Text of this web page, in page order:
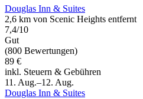
Douglas Inn & Suites
2,6 km von Scenic Heights entfernt
7,4/10
Gut
(800 Bewertungen)
89 €
inkl. Steuern & Gebühren
11. Aug.–12. Aug.
Douglas Inn & Suites